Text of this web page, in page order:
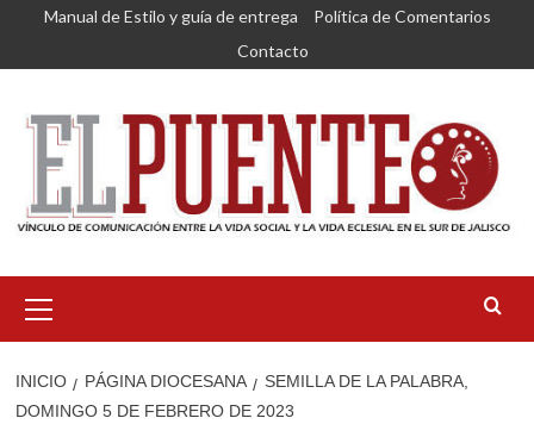
Saltar
contenido
Manual de Estilo y guía de entrega
Política de Comentarios
Contacto
primario
INICIO PÁGINA DIOCESANA
SEMILLA DE LA PALABRA,
DOMINGO 5 DE FEBRERO DE 2023